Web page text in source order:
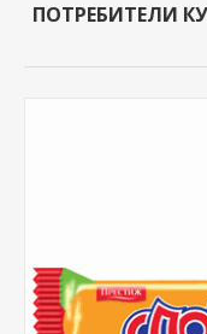
ПОТРЕБИТЕЛИ